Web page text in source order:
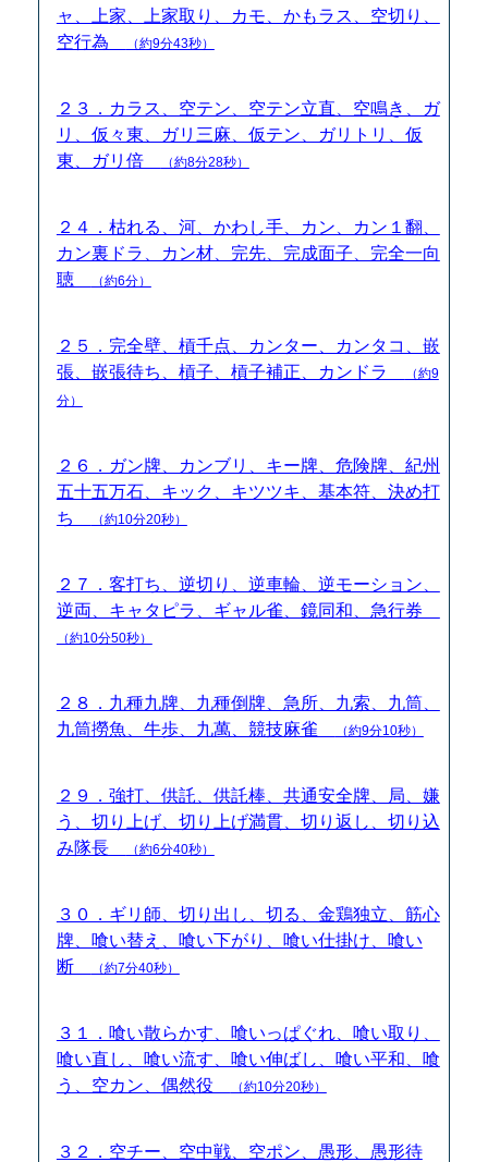
ャ、上家、上家取り、カモ、かもラス、空切り、
空行為
（約9分43秒）
２３．カラス、空テン、空テン立直、空鳴き、ガ
リ、仮々東、ガリ三麻、仮テン、ガリトリ、仮
東、ガリ倍
（約8分28秒）
２４．枯れる、河、かわし手、カン、カン１翻、
カン裏ドラ、カン材、完先、完成面子、完全一向
聴
（約6分）
２５．完全壁、槓千点、カンター、カンタコ、嵌
張、嵌張待ち、槓子、槓子補正、カンドラ
（約9
分）
２６．ガン牌、カンブリ、キー牌、危険牌、紀州
五十五万石、キック、キツツキ、基本符、決め打
ち
（約10分20秒）
２７．客打ち、逆切り、逆車輪、逆モーション、
逆両、キャタピラ、ギャル雀、鏡同和、急行券
（約10分50秒）
２８．九種九牌、九種倒牌、急所、九索、九筒、
九筒撈魚、牛歩、九萬、競技麻雀
（約9分10秒）
２９．強打、供託、供託棒、共通安全牌、局、嫌
う、切り上げ、切り上げ満貫、切り返し、切り込
み隊長
（約6分40秒）
３０．ギリ師、切り出し、切る、金鶏独立、筋心
牌、喰い替え、喰い下がり、喰い仕掛け、喰い
断
（約7分40秒）
３１．喰い散らかす、喰いっぱぐれ、喰い取り、
喰い直し、喰い流す、喰い伸ばし、喰い平和、喰
う、空カン、偶然役
（約10分20秒）
３２．空チー、空中戦、空ポン、愚形、愚形待